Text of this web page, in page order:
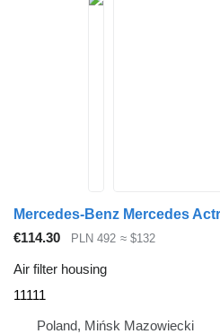
€114.30 PLN 492 ≈ $132
Air filter housing
11111
Poland, Mińsk Mazowiecki